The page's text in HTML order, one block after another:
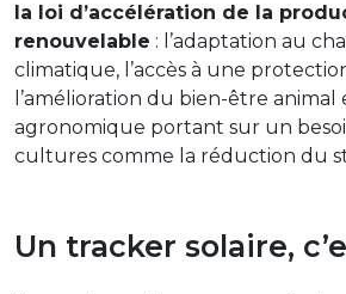
la loi d’accélération de la
renouvelable : l’adaptation au
climatique, l’accès à une
l’amélioration du bien-être animal
agronomique portant sur un
cultures comme la réduction du
Un tracker solaire,